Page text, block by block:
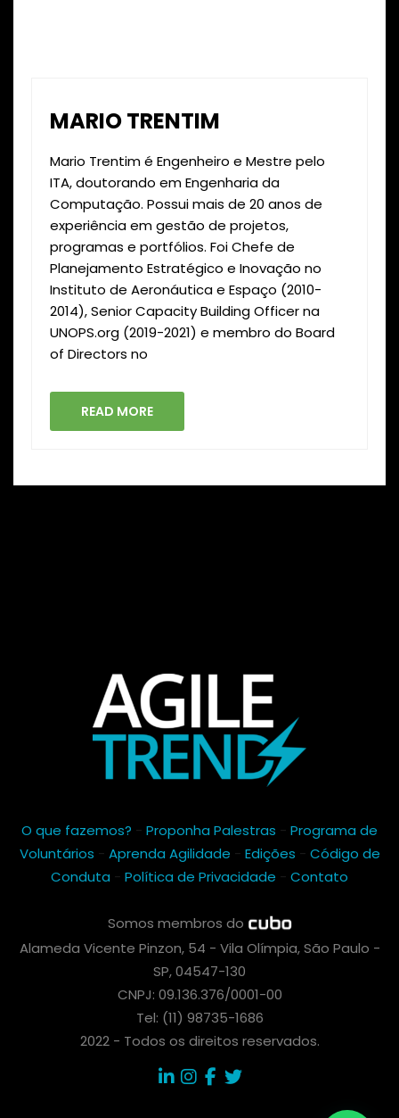
MARIO TRENTIM
Mario Trentim é Engenheiro e Mestre pelo
ITA, doutorando em Engenharia da
Computação. Possui mais de 20 anos de
experiência em gestão de projetos,
programas e portfólios. Foi Chefe de
Planejamento Estratégico e Inovação no
Instituto de Aeronáutica e Espaço (2010-
2014), Senior Capacity Building Officer na
UNOPS.org (2019-2021) e membro do Board
of Directors no
READ MORE
O que fazemos? - Proponha Palestras - Programa de
Voluntários - Aprenda Agilidade - Edições - Código de
Conduta - Política de Privacidade - Contato
Somos membros do
Alameda Vicente Pinzon, 54 - Vila Olímpia, São Paulo -
SP, 04547-130
CNPJ: 09.136.376/0001-00
Tel: (11) 98735-1686
2022 - Todos os direitos reservados.